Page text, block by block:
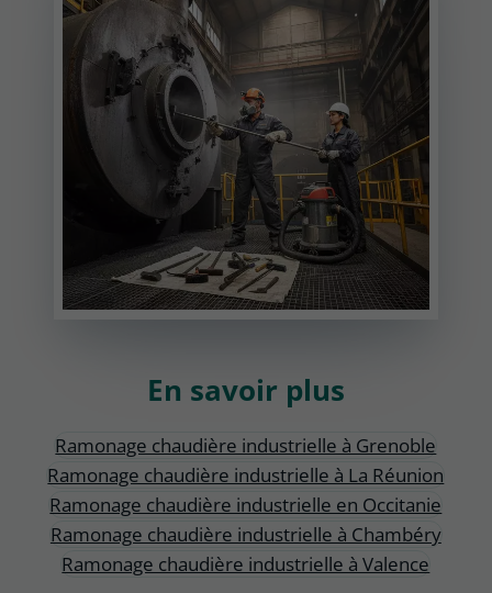
En savoir plus
Ramonage chaudière industrielle à Grenoble
Ramonage chaudière industrielle à La Réunion
Ramonage chaudière industrielle en Occitanie
Ramonage chaudière industrielle à Chambéry
Ramonage chaudière industrielle à Valence